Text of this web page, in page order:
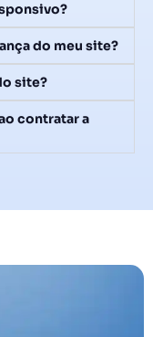
do meu site?
site?
contratar a